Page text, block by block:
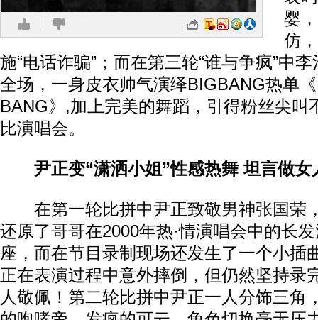
婴
仿
施“电话诈骗”；而在第三轮“谁与争疯”中
全场，一身皮衣帅气演绎BIGBANG热单
BANG》,加上完美的舞蹈，引得粉丝尖叫
比演唱会。
尹正变“潇洒小姐”性感热舞 坦言做女
在第一轮比拼中尹正致敬男神张国荣
还原了哥哥在2000年热·情演唱会中的长
座，而在节目录制现场还发生了一个小插
正在表演过程中意外摔倒，但仍然坚持录
人敬佩！第二轮比拼中尹正一人分饰三角